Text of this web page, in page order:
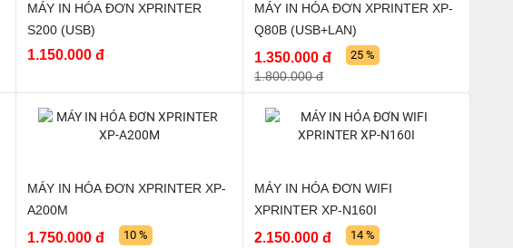
MÁY IN HÓA ĐƠN XPRINTER
S200 (USB)
1.150.000 đ
MÁY IN HÓA ĐƠN XPRINTER XP-
Q80B (USB+LAN)
1.350.000 đ
1.800.000 đ
25 %
MÁY IN HÓA ĐƠN XPRINTER XP-
A200M
1.750.000 đ 10 %
MÁY IN HÓA ĐƠN WIFI
XPRINTER XP-N160I
2.150.000 đ 14 %